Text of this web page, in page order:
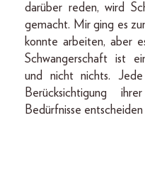
darüber reden, wird
gemacht. Mir ging es
konnte arbeiten, aber
Schwangerschaft ist
und nicht nichts.
Berücksichtigung
Bedürfnisse